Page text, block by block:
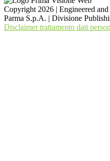
Copyright 2026 | Engineered
Parma S.p.A. | Divisione
Disclaimer trattamento dati